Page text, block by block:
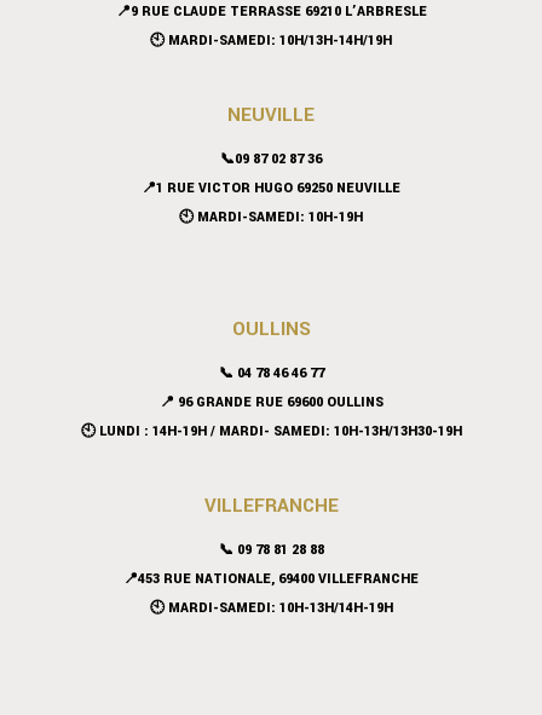
📍9 RUE CLAUDE TERRASSE 69210 L’ARBRESLE
🕙 MARDI-SAMEDI: 10H/13H-14H/19H
NEUVILLE
📞09 87 02 87 36
📍1 RUE VICTOR HUGO 69250 NEUVILLE
🕙 MARDI-SAMEDI: 10H-19H
OULLINS
📞 04 78 46 46 77
📍 96 GRANDE RUE 69600 OULLINS
🕙 LUNDI : 14H-19H / MARDI- SAMEDI: 10H-13H/13H30-19H
VILLEFRANCHE
📞 09 78 81 28 88
📍453 RUE NATIONALE, 69400 VILLEFRANCHE
🕙 MARDI-SAMEDI: 10H-13H/14H-19H